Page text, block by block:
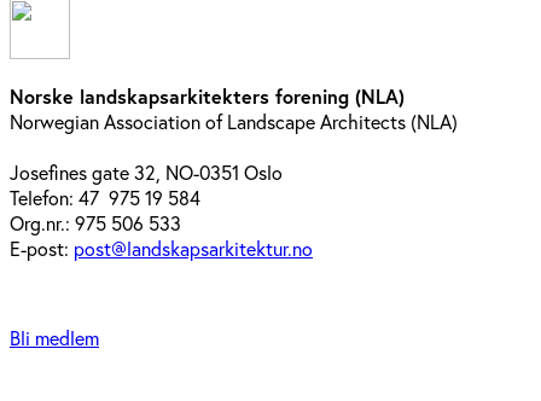
Norske landskapsarkitekters forening (NLA)
Norwegian Association of Landscape Architects (NLA)
Josefines gate 32, NO-0351 Oslo
Telefon: 47 975 19 584
Org.nr.: 975 506 533
E-post: post@landskapsarkitektur.no
Bli medlem